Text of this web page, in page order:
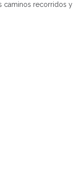
caminos recorridos y